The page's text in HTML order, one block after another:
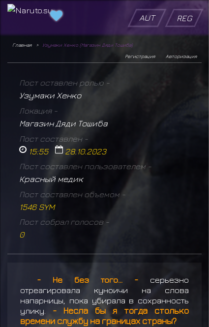
AUT REG
Главная
Узумаки Хенко (Магазин Дяди Тошиба)
Авторизация
Регистрация
Пост оставлен ролью -
Узумаки Хенко
Локация -
Магазин Дяди Тошиба
Пост составлен -
15:55 28.10.2023
Пост составлен пользователем -
Красный медик
Пост составлен объемом -
1546 SYM
Пост собрал голосов -
0
- Не без того... - серьезно
отреагировала куноичи на слова
напарницы, пока убирала в сохранность
улику. - Несла бы я тогда столько
времени службу на границах страны?